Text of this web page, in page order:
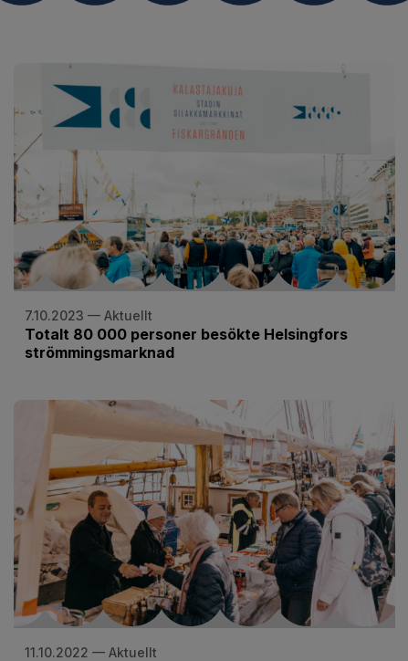
7.10.2023 — Aktuellt
Totalt 80 000 personer besökte Helsingfors
strömmingsmarknad
11.10.2022 — Aktuellt